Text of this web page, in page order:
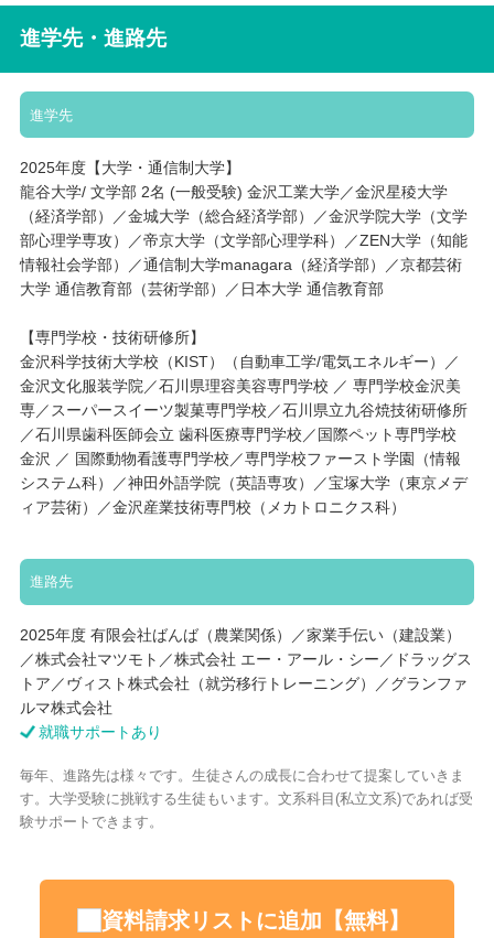
進学先・進路先
進学先
2025年度【大学・通信制大学】
龍谷大学/ 文学部 2名 (一般受験) 金沢工業大学／金沢星稜大学
（経済学部）／金城大学（総合経済学部）／金沢学院大学（文学
部心理学専攻）／帝京大学（文学部心理学科）／ZEN大学（知能
情報社会学部）／通信制大学managara（経済学部）／京都芸術
大学 通信教育部（芸術学部）／日本大学 通信教育部
【専門学校・技術研修所】
金沢科学技術大学校（KIST）（自動車工学/電気エネルギー）／
金沢文化服装学院／石川県理容美容専門学校 ／ 専門学校金沢美
専／スーパースイーツ製菓専門学校／石川県立九谷焼技術研修所
／石川県歯科医師会立 歯科医療専門学校／国際ペット専門学校
金沢 ／ 国際動物看護専門学校／専門学校ファースト学園（情報
システム科）／神田外語学院（英語専攻）／宝塚大学（東京メデ
ィア芸術）／金沢産業技術専門校（メカトロニクス科）
進路先
2025年度 有限会社ばんば（農業関係）／家業手伝い（建設業）
／株式会社マツモト／株式会社 エー・アール・シー／ドラッグス
トア／ヴィスト株式会社（就労移行トレーニング）／グランファ
ルマ株式会社
就職サポートあり
毎年、進路先は様々です。生徒さんの成長に合わせて提案していきま
す。大学受験に挑戦する生徒もいます。文系科目(私立文系)であれば受
験サポートできます。
資料請求リストに追加【無料】